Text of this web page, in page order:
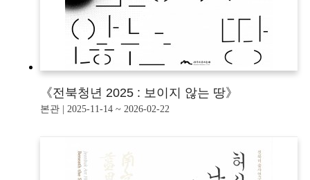
《전북청년 2025 : 보이지 않는 땅》
본관 | 2025-11-14 ~ 2026-02-22